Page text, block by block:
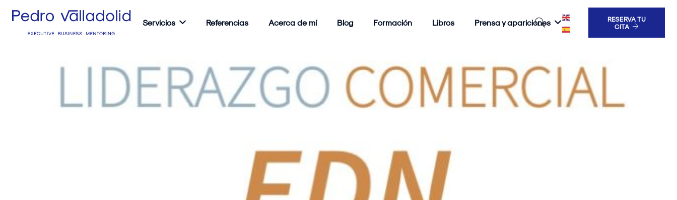
Servicios Referencias Acerca de mí Blog Formación Libros Prensa y apariciones
RESERVA TU
CITA